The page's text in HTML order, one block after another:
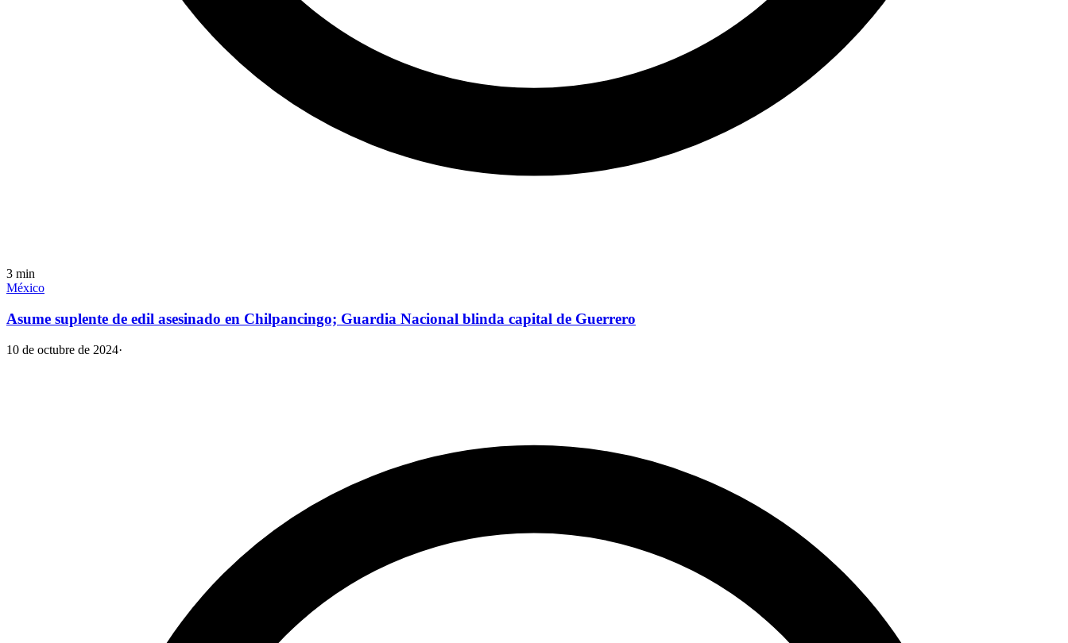
3 min
México
Asume suplente de edil asesinado en Chilpancingo; Guardia Nacional blinda capital de Guerrero
10 de octubre de 2024·